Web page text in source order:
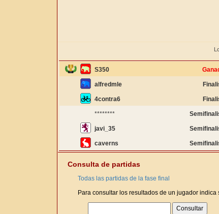
S350
alfredmle
4contra6
********
javi_35
caverns
Consulta de partidas
Todas las partidas de la fase final
Para consultar los resultados de un jugador indica